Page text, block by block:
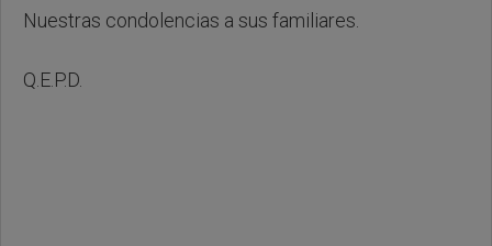
Nuestras condolencias a sus familiares.
Q.E.P.D.